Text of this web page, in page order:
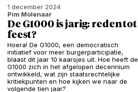
1 december 2024
Pim Molenaar
De G1000 is jarig: reden tot
feest?
Hoera! De G1000, een democratisch
initiatief voor meer burgerparticipatie,
blaast dit jaar 10 kaarsjes uit. Hoe heeft de
G1000 zich in het afgelopen decennium
ontwikkeld, wat zijn staatsrechtelijke
kritiekpunten en hoe kijken we naar de
volgende tien jaar?